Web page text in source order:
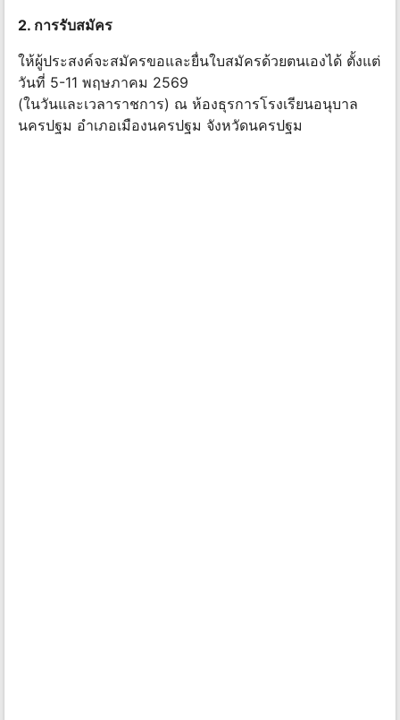
2. การรับสมัคร
ให้ผู้ประสงค์จะสมัครขอและยื่นใบสมัครด้วยตนเองได้ ตั้งแต่
วันที่ 5-11 พฤษภาคม 2569
(ในวันและเวลาราชการ) ณ ห้องธุรการโรงเรียนอนุบาล
นครปฐม อำเภอเมืองนครปฐม จังหวัดนครปฐม